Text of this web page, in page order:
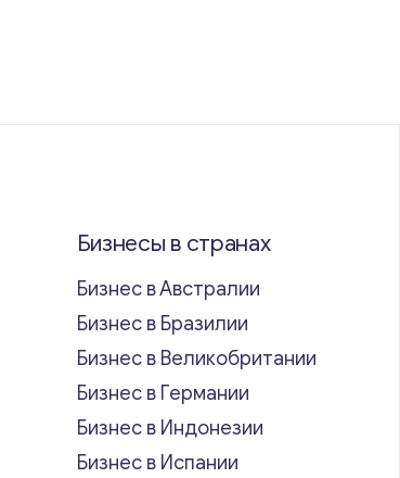
Бизнесы в странах
Бизнес в Австралии
Бизнес в Бразилии
Бизнес в Великобритании
Бизнес в Германии
Бизнес в Индонезии
Бизнес в Испании